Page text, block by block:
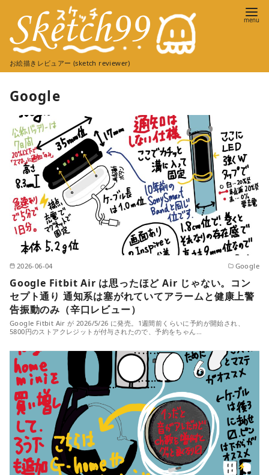
ツ
お絵描きレビュアー (sketch reviewer)
Google
2026-06-04 Google
Google Fitbit Air は思ったほど Air じゃない。コン
セプト通り 通知系は塞がれていてアラームと健康上警
告振動のみ（辛口レビュー）
Google Fitbit Air が 2026/5/26 に発売。1週間前くらいに予約が開始され、
5800円のストアクレジットが付与されたので、予約をちゃん…